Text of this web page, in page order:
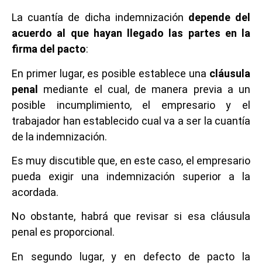
La cuantía de dicha indemnización depende del
acuerdo al que hayan llegado las partes en la
firma del pacto:
En primer lugar, es posible establece una cláusula
penal mediante el cual, de manera previa a un
posible incumplimiento, el empresario y el
trabajador han establecido cual va a ser la cuantía
de la indemnización.
Es muy discutible que, en este caso, el empresario
pueda exigir una indemnización superior a la
acordada.
No obstante, habrá que revisar si esa cláusula
penal es proporcional.
En segundo lugar, y en defecto de pacto la